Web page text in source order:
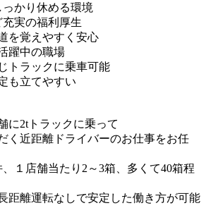
っかり休める環境
充実の福利厚生
を覚えやすく安心
躍中の職場
トラックに乗車可能
も立てやすい
に2tトラックに乗って
く近距離ドライバーのお仕事をお任
１店舗当たり2～3箱、多くて40箱程
距離運転なしで安定した働き方が可能